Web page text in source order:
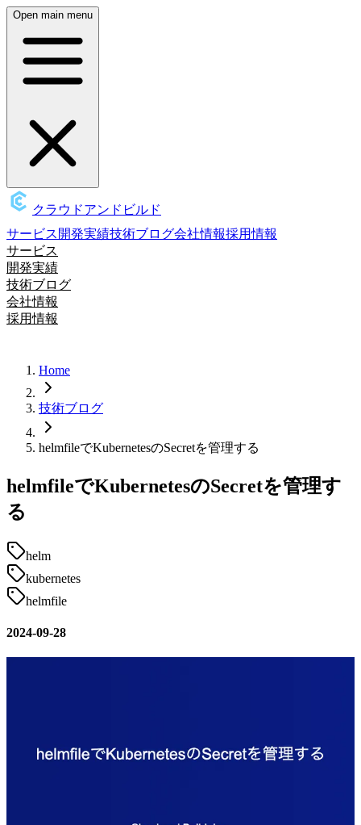
Open main menu
クラウドアンドビルド
サービス 開発実績技術ブログ会社情報採用情報
サービス
開発実績
技術ブログ
会社情報
採用情報
Home
技術ブログ
helmfileでKubernetesのSecretを管理する
helmfileでKubernetesのSecretを管理す
る
helm
kubernetes
helmfile
2024-09-28